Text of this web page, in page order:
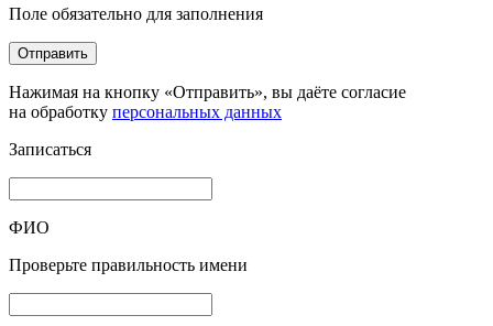
Поле обязательно для заполнения
Отправить
Нажимая на кнопку «Отправить», вы даёте согласие
на обработку персональных данных
Записаться
ФИО
Проверьте правильность имени